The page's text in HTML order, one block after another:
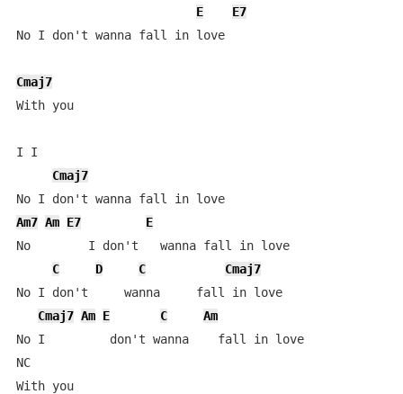
E
E7
No I don't wanna fall in love
Cmaj7
With you
I I
Cmaj7
No I don't wanna fall in love
Am7 Am E7
E
No        I don't   wanna fall in love
C
D C
Cmaj7
No I don't     wanna     fall in love
Cmaj7 Am E C
Am
No I         don't wanna    fall in love
NC
With you